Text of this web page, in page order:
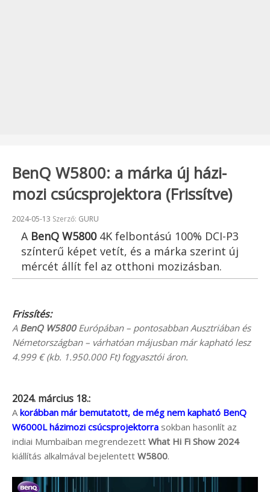
BenQ W5800: a márka új házi-
mozi csúcsprojektora (Frissítve)
Beküldve:
2024-05-13 Szerző: GURU
A BenQ W58004K felbontású 100% DCI-P3
színterű képet vetít, és a márka szerint új
mércét állít fel az otthoni mozizásban.
Frissítés:
A BenQ W5800Európában – pontosabban Ausztriában és
Németországban – várhatóan májusban már kapható lesz
4.999 € (kb. 1.950.000 Ft) fogyasztói áron.
2024. március 18.:
Akorábban már bemutatott, de még nem kapható BenQ
W6000L házimozi csúcsprojektorra sokban hasonlít az
indiai Mumbaiban megrendezett What Hi Fi Show 2024
kiállítás alkalmával bejelentett W5800.